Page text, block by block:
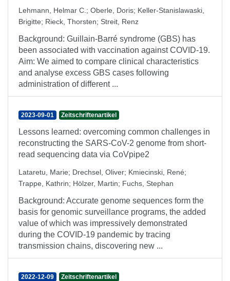
Lehmann, Helmar C. ; Oberle, Doris; Keller-Stanislawaski,
Brigitte; Rieck, Thorsten; Streit, Renz
Background: Guillain-Barré syndrome (GBS) has
been associated with vaccination against COVID-19.
Aim: We aimed to compare clinical characteristics
and analyse excess GBS cases following
administration of different ...
2023-09-01 Zeitschriftenartikel
Lessons learned: overcoming common challenges in
reconstructing the SARS-CoV-2 genome from short-
read sequencing data via CoVpipe2
Lataretu, Marie; Drechsel, Oliver; Kmiecinski, René;
Trappe, Kathrin; Hölzer, Martin; Fuchs, Stephan
Background: Accurate genome sequences form the
basis for genomic surveillance programs, the added
value of which was impressively demonstrated
during the COVID-19 pandemic by tracing
transmission chains, discovering new ...
2022-12-09 Zeitschriftenartikel